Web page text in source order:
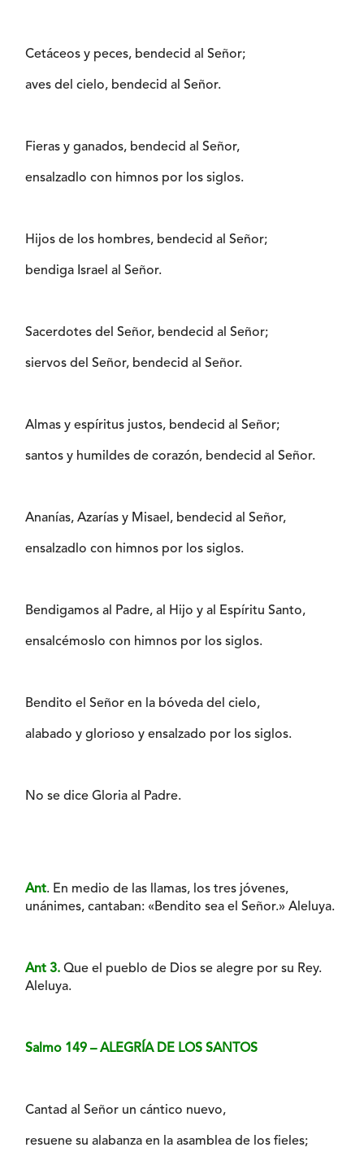
Cetáceos y peces, bendecid al Señor;
aves del cielo, bendecid al Señor.
Fieras y ganados, bendecid al Señor,
ensalzadlo con himnos por los siglos.
Hijos de los hombres, bendecid al Señor;
bendiga Israel al Señor.
Sacerdotes del Señor, bendecid al Señor;
siervos del Señor, bendecid al Señor.
Almas y espíritus justos, bendecid al Señor;
santos y humildes de corazón, bendecid al Señor.
Ananías, Azarías y Misael, bendecid al Señor,
ensalzadlo con himnos por los siglos.
Bendigamos al Padre, al Hijo y al Espíritu Santo,
ensalcémoslo con himnos por los siglos.
Bendito el Señor en la bóveda del cielo,
alabado y glorioso y ensalzado por los siglos.
No se dice Gloria al Padre.
Ant. En medio de las llamas, los tres jóvenes,
unánimes, cantaban: «Bendito sea el Señor.» Aleluya.
Ant 3. Que el pueblo de Dios se alegre por su Rey.
Aleluya.
Salmo 149 – ALEGRÍA DE LOS SANTOS
Cantad al Señor un cántico nuevo,
resuene su alabanza en la asamblea de los fieles;